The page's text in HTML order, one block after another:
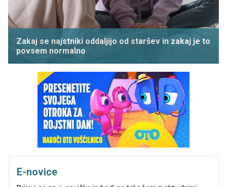
Zakaj se najstniki oddaljijo od staršev in zakaj je to
povsem normalno
E-novice